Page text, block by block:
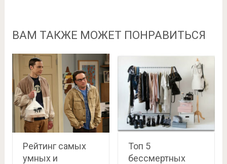
ВАМ ТАКЖЕ МОЖЕТ ПОНРАВИТЬСЯ
Рейтинг самых
умных и
Топ 5
бессмертных